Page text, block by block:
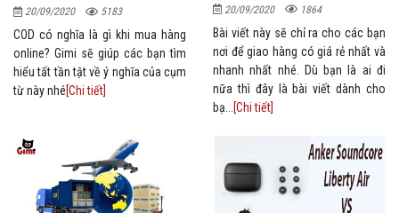
20/09/2020 5183
COD có nghĩa là gì khi mua hàng
online? Gimi sẽ giúp các bạn tìm
hiểu tất tần tật về ý nghĩa của cụm
từ này nhé[Chi tiết]
20/09/2020 1864
Bài viết này sẽ chỉ ra cho các bạn
nơi để giao hàng có giá rẻ nhất và
nhanh nhất nhé. Dù bạn là ai đi
nữa thì đây là bài viết dành cho
bạ...
[Chi tiết]